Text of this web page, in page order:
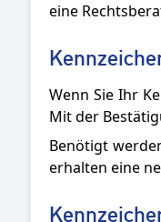
eine
Wenn Sie Ihr
Mit der
Benötigt
erhalten eine